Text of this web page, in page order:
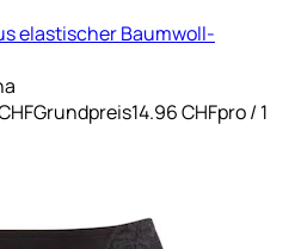
elastischer Baumwoll-
Grundpreis14.96 CHFpro/ 1